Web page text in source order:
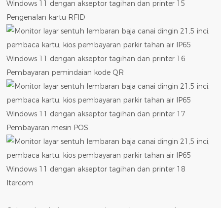
Pengenalan kartu RFID
Pembayaran pemindaian kode QR
Pembayaran mesin POS.
Itercom